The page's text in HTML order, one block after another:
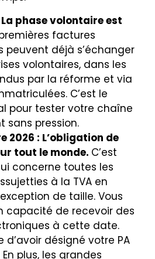
phase volontaire est
factures
peuvent déjà s’échanger
volontaires, dans les
par la réforme et via
C’est le
pour tester votre chaîne
sans pression.
2026 : L’obligation de
tout le monde. C’est
concerne toutes les
à la TVA en
de taille. Vous
capacité de recevoir des
à cette date.
d’avoir désigné votre PA
En plus, les grandes